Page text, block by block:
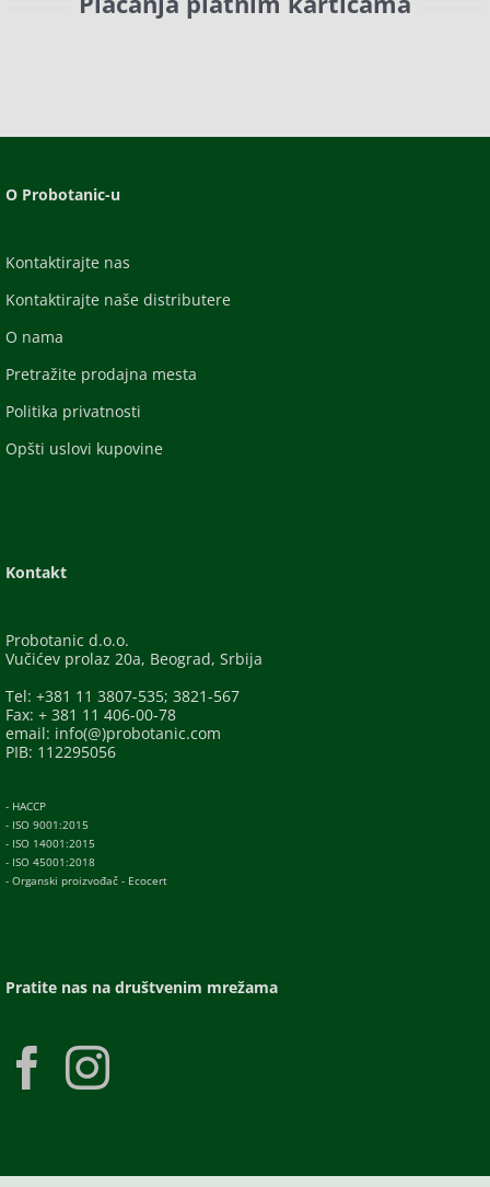
O Probotanic-u
Kontaktirajte nas
Kontaktirajte naše distributere
O nama
Pretražite prodajna mesta
Politika privatnosti
Opšti uslovi kupovine
Kontakt
Probotanic d.o.o.
Vučićev prolaz 20a, Beograd, Srbija
Tel: +381 11 3807-535; 3821-567
Fax: + 381 11 406-00-78
email: info(@)probotanic.com
PIB: 112295056
- HACCP
- ISO 9001:2015
- ISO 14001:2015
- ISO 45001:2018
- Organski proizvođač - Ecocert
Pratite nas na društvenim mrežama